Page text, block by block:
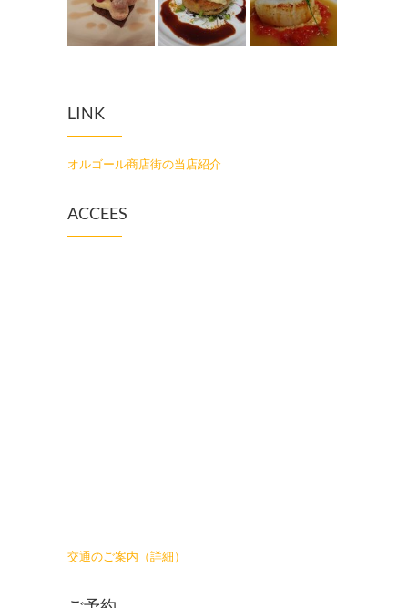
LINK
オルゴール商店街の当店紹介
ACCEES
交通のご案内（詳細）